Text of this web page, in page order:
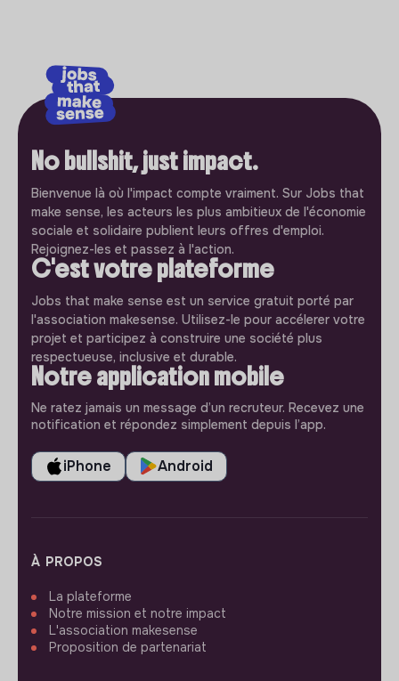
No bullshit, just impact.
Bienvenue là où l'impact compte vraiment. Sur Jobs that
make sense, les acteurs les plus ambitieux de l'économie
sociale et solidaire publient leurs offres d'emploi.
Rejoignez-les et passez à l'action.
C'est votre plateforme
Jobs that make sense est un service gratuit porté par
l'association makesense. Utilisez-le pour accélerer votre
projet et participez à construire une société plus
respectueuse, inclusive et durable.
Notre application mobile
Ne ratez jamais un message d’un recruteur. Recevez une
notification et répondez simplement depuis l’app.
iPhone Android
À PROPOS
La plateforme
Notre mission et notre impact
L'association makesense
Proposition de partenariat